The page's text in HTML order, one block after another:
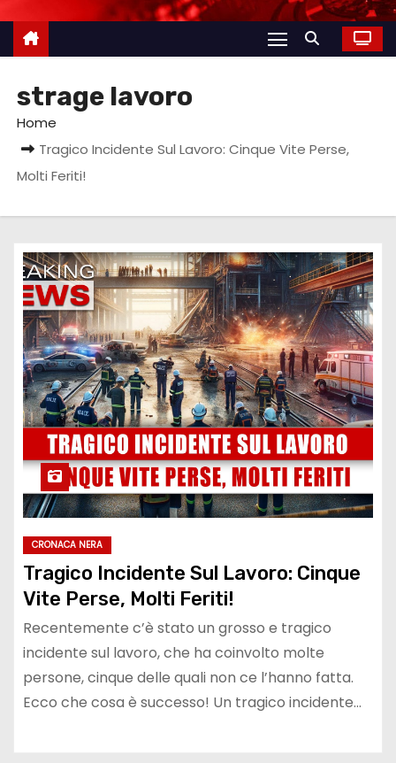
strage lavoro
Home
Tragico Incidente Sul Lavoro: Cinque Vite Perse,
Molti Feriti!
CRONACA NERA
Tragico Incidente Sul Lavoro: Cinque
Vite Perse, Molti Feriti!
Recentemente c’è stato un grosso e tragico
incidente sul lavoro, che ha coinvolto molte
persone, cinque delle quali non ce l’hanno fatta.
Ecco che cosa è successo! Un tragico incidente…